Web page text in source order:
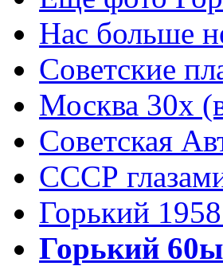
Нас больше
Советские
Москва 30x
Советская
СССР
Горький
Горький